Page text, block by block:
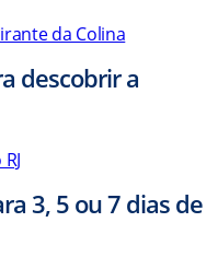
descobrir a
3, 5 ou 7 dias de